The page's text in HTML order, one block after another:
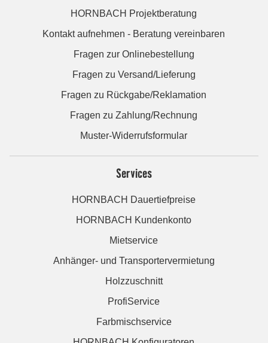
HORNBACH Projektberatung
Kontakt aufnehmen - Beratung vereinbaren
Fragen zur Onlinebestellung
Fragen zu Versand/Lieferung
Fragen zu Rückgabe/Reklamation
Fragen zu Zahlung/Rechnung
Muster-Widerrufsformular
Services
HORNBACH Dauertiefpreise
HORNBACH Kundenkonto
Mietservice
Anhänger- und Transportervermietung
Holzzuschnitt
ProfiService
Farbmischservice